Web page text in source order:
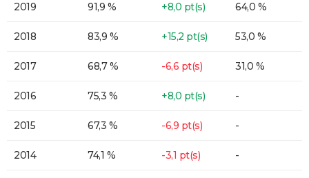
2019 91,9 % +8,0 pt(s) 64,0 %
2018 83,9 % +15,2 pt(s) 53,0 %
2017 68,7 % -6,6 pt(s) 31,0 %
2016 75,3 % +8,0 pt(s) -
2015 67,3 % -6,9 pt(s) -
2014 74,1 % -3,1 pt(s) -